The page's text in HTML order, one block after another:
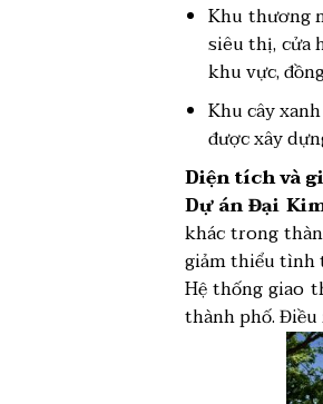
Khu thương
siêu thị, cửa
khu vực,
Khu cây
được xây
Diện tích và
Dự án Đại
khác trong
giảm thiểu tình
Hệ thống giao
thành phố.